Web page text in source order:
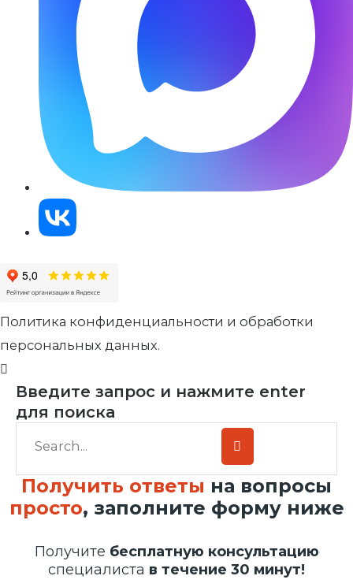
Политика конфиденциальности и обработки
персональных данных.
Введите запрос и нажмите enter
для поиска
Получить ответы на вопросы
просто, заполните форму ниже
Получите бесплатную консультацию
специалиста в течение 30 минут!